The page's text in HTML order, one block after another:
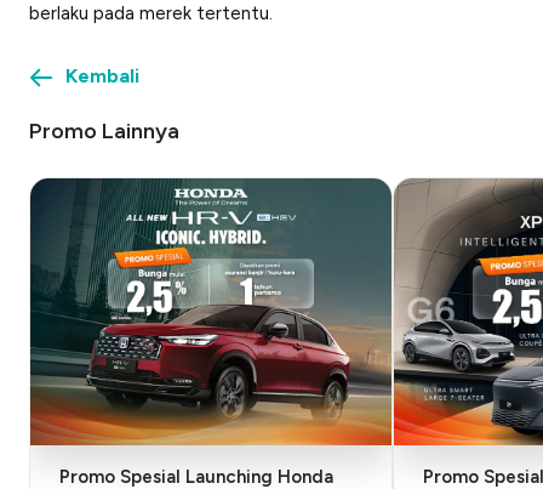
berlaku pada merek tertentu.
Kembali
Promo Lainnya
Promo Spesial Launching Honda
Promo